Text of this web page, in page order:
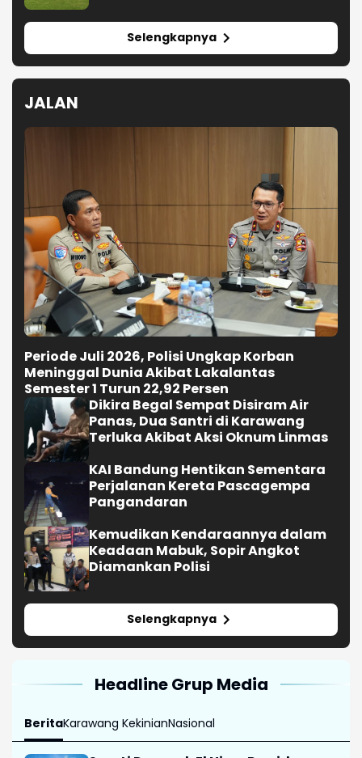
Mallorca Telak 0-3
Chelsea Kembali Tumbang Kali ini
lawan Juventus Tipis 0-1
Persija Raih Posisi Ketiga Piala
JALAN
Periode Juli 2026, Polisi Ungkap Korban
Meninggal Dunia Akibat Lakalantas
Semester 1 Turun 22,92 Persen
Dikira Begal Sempat Disiram Air
Panas, Dua Santri di Karawang
Terluka Akibat Aksi Oknum Linmas
Perjalanan Kereta Pascagempa
Kemudikan Kendaraannya dalam
Keadaan Mabuk, Sopir Angkot